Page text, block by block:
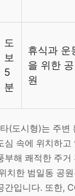
도
보
5
분
휴식과 운
을 위한 공
원
(도시형)는 주변
심 속에 위치하고
부해 쾌적한 주거
치한 범일동 공
간입니다. 또한,